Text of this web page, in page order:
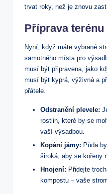
trvat roky, než je znovu
Příprava terénu
Nyní, když máte vybrané
samotného místa pro
musí být připravena, jako
musí být kyprá, výživná a
přátele.
Odstranění plevele:
rostlin, které by se
vaší výsadbou.
Kopání jámy: Půda
široká, aby se kořeny
Hnojení: Přidejte
kompostu – vaše